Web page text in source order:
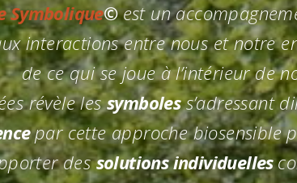
Symbolique©est un
interactions entre nous et notre
de ce qui se joue à l’intérieur de
révèle lessymboless’adressant
par cette approche biosensible
dessolutions individuelles